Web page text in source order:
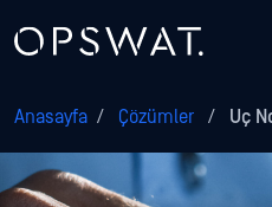
Anasayfa / Çözümler / Uç